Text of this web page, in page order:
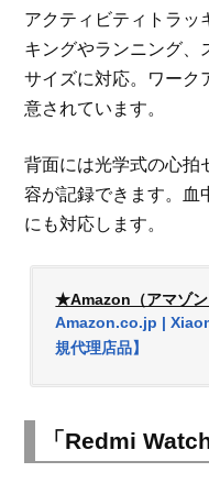
アクティビティトラッ
キングやランニング、
サイズに対応。ワーク
意されています。
背面には光学式の心拍
容が記録できます。血
にも対応します。
★Amazon（アマゾン
Amazon.co.jp |
規代理店品】
「Redmi